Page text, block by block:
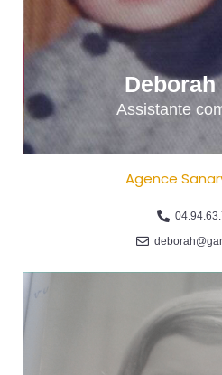
Deborah
Assistante
Agence